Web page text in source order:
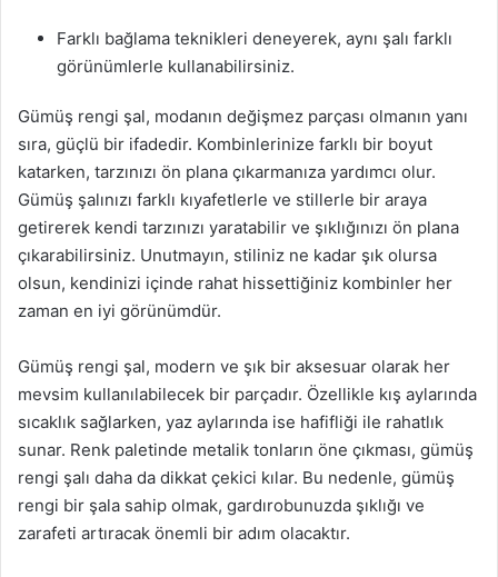
Farklı bağlama teknikleri deneyerek, aynı şalı farklı
görünümlerle kullanabilirsiniz.
Gümüş rengi şal, modanın değişmez parçası olmanın yanı
sıra, güçlü bir ifadedir. Kombinlerinize farklı bir boyut
katarken, tarzınızı ön plana çıkarmanıza yardımcı olur.
Gümüş şalınızı farklı kıyafetlerle ve stillerle bir araya
getirerek kendi tarzınızı yaratabilir ve şıklığınızı ön plana
çıkarabilirsiniz. Unutmayın, stiliniz ne kadar şık olursa
olsun, kendinizi içinde rahat hissettiğiniz kombinler her
zaman en iyi görünümdür.
Gümüş rengi şal, modern ve şık bir aksesuar olarak her
mevsim kullanılabilecek bir parçadır. Özellikle kış aylarında
sıcaklık sağlarken, yaz aylarında ise hafifliği ile rahatlık
sunar. Renk paletinde metalik tonların öne çıkması, gümüş
rengi şalı daha da dikkat çekici kılar. Bu nedenle, gümüş
rengi bir şala sahip olmak, gardırobunuzda şıklığı ve
zarafeti artıracak önemli bir adım olacaktır.